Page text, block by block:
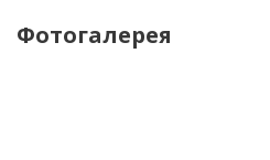
Фотогалерея